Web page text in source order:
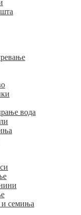
вода
семиња